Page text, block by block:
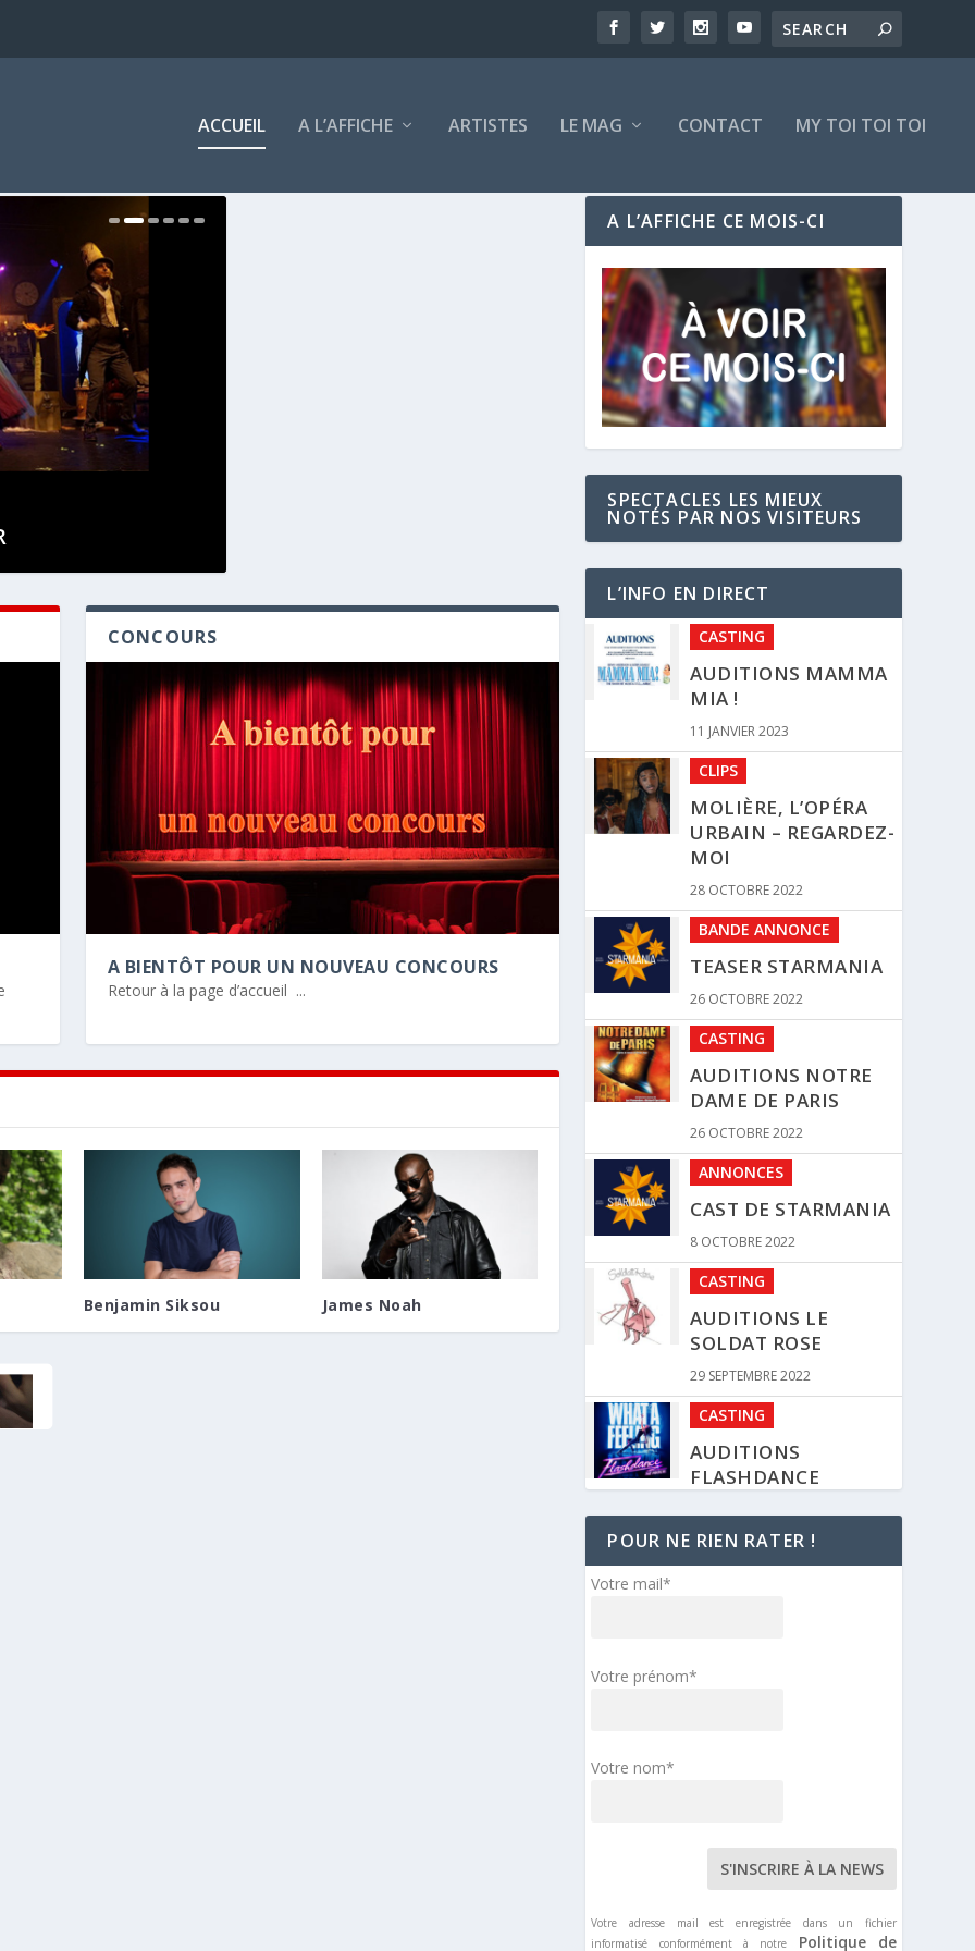
ACCUEIL A L’AFFICHE ARTISTES LE MAG CONTACT MY TOI TOI TOI
DES ...
CONCOURS
A BIENTÔT POUR UN NOUVEAU CONCOURS
Retour à la page d’accueil ...
Benjamin Siksou James Noah
A L’AFFICHE CE MOIS-CI
SPECTACLES LES MIEUX
NOTÉS PAR NOS VISITEURS
L’INFO EN DIRECT
CASTING
AUDITIONS MAMMA
MIA !
11 JANVIER 2023
CLIPS
MOLIÈRE, L’OPÉRA
URBAIN – REGARDEZ-
MOI
28 OCTOBRE 2022
BANDE ANNONCE
TEASER STARMANIA
26 OCTOBRE 2022
CASTING
AUDITIONS NOTRE
DAME DE PARIS
26 OCTOBRE 2022
ANNONCES
CAST DE STARMANIA
8 OCTOBRE 2022
CASTING
AUDITIONS LE
SOLDAT ROSE
29 SEPTEMBRE 2022
CASTING
AUDITIONS
FLASHDANCE
BANDE ANNONCE
4 SEPTEMBRE 2022
AUDITIONS LES
D’OR – SAISON 2
POUR NE RIEN RATER !
Votre mail*
Votre prénom*
Votre nom*
Votre adresse mail est enregistrée dans un fichier
informatisé conformément à notre
Politique de